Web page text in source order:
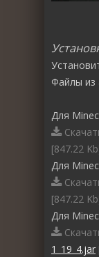
Файлы из
Для
[847.22
Для
[847.22
Для
1_19_4.jar